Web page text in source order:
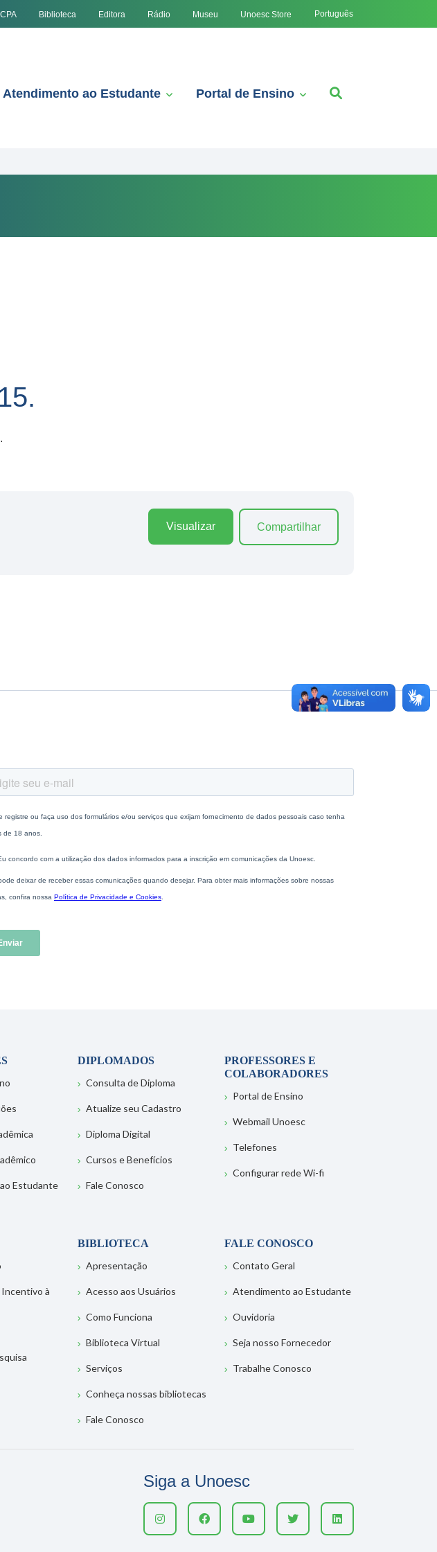
CPA Biblioteca Editora Rádio Museu Unoesc Store Português
Atendimento ao Estudante Portal de Ensino
Visualizar Compartilhar
Estudante
DIPLOMADOS
Consulta de Diploma
Atualize seu Cadastro
Diploma Digital
Cursos e Benefícios
Fale Conosco
PROFESSORES E
COLABORADORES
Portal de Ensino
Webmail Unoesc
Telefones
Configurar rede Wi-fi
Incentivo à
BIBLIOTECA
Apresentação
Acesso aos Usuários
Como Funciona
Biblioteca Virtual
Serviços
Conheça nossas bibliotecas
Fale Conosco
FALE CONOSCO
Contato Geral
Atendimento ao Estudante
Ouvidoria
Seja nosso Fornecedor
Trabalhe Conosco
Siga a Unoesc